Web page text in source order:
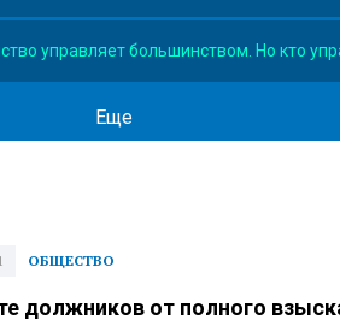
управляет большинством. Но кто
Еще
ОБЩЕСТВО
должников от полного